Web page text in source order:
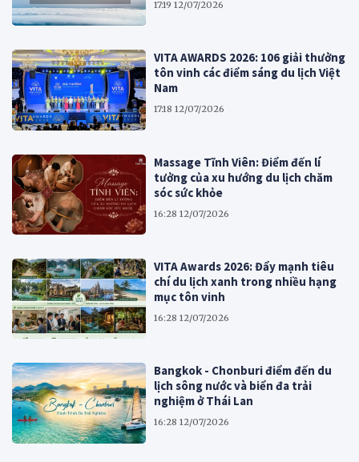
17:19 12/07/2026
VITA AWARDS 2026: 106 giải thưởng
tôn vinh các điểm sáng du lịch Việt
Nam
17:18 12/07/2026
Massage Tĩnh Viên: Điểm đến lí
tưởng của xu hướng du lịch chăm
sóc sức khỏe
16:28 12/07/2026
VITA Awards 2026: Đẩy mạnh tiêu
chí du lịch xanh trong nhiều hạng
mục tôn vinh
16:28 12/07/2026
Bangkok - Chonburi điểm đến du
lịch sông nước và biển đa trải
nghiệm ở Thái Lan
16:28 12/07/2026